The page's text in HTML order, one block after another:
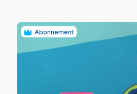
Abonnement